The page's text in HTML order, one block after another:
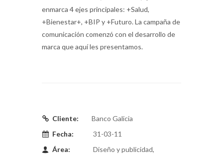
enmarca 4 ejes principales: +Salud,
+Bienestar+, +BIP y +Futuro. La campaña de
comunicación comenzó con el desarrollo de
marca que aquí les presentamos.
Cliente:
Banco Galicia
Fecha:
31-03-11
Área:
Diseño y publicidad,